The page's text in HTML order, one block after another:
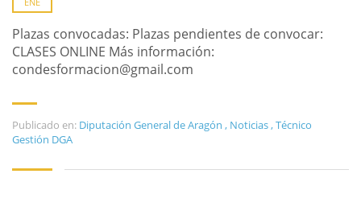
Plazas convocadas: Plazas pendientes de convocar:
CLASES ONLINE Más información:
condesformacion@gmail.com
Publicado en: Diputación General de Aragón , Noticias,Técnico
Gestión DGA